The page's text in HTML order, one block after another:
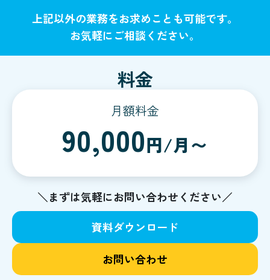
上記以外の業務をお求めことも可能です。
お気軽にご相談ください。
料金
月額料金
90,000円/月〜
＼まずは気軽にお問い合わせください／
資料ダウンロード
お問い合わせ